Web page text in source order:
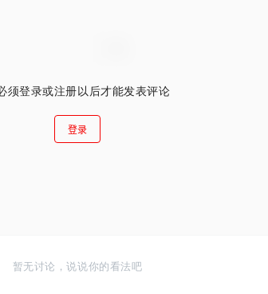
须登录或注册以后才能发表评论
登录
暂无讨论，说说你的看法吧